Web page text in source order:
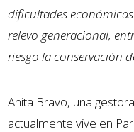
dificultades
relevo generacional,
riesgo la conservación
Anita Bravo, una
actualmente vive en